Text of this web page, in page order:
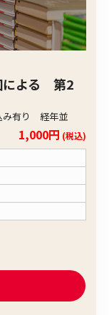
による 第2
有り 経年並
1,000円 (税込)